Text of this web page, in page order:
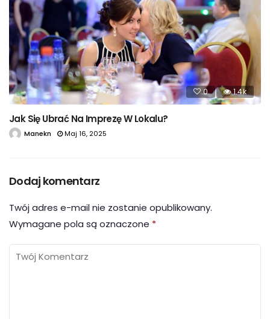
0 1.4k
Jak Się Ubrać Na Imprezę W Lokalu?
Manekn Maj 16, 2025
Dodaj komentarz
Twój adres e-mail nie zostanie opublikowany.
Wymagane pola są oznaczone *